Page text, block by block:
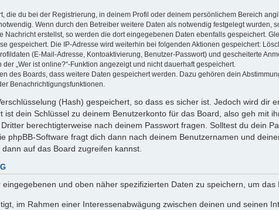
die du bei der Registrierung, in deinem Profil oder deinem persönlichem Bereich
Wenn durch den Betreiber weitere Daten als notwendig festgelegt wurden,
Nachricht erstellst, so werden die dort eingegebenen Daten ebenfalls gespeichert.
gespeichert. Die IP-Adresse wird weiterhin bei folgenden Aktionen gespeichert:
(E-Mail-Adresse, Kontoaktivierung, Benutzer-Passwort) und gescheiterte
„Wer ist online?“-Funktion angezeigt und nicht dauerhaft gespeichert.
des Boards, dass weitere Daten gespeichert werden. Dazu gehören dein
Benachrichtigungsfunktionen.
(Hash) gespeichert, so dass es sicher ist. Jedoch wird dir
ist dein Schlüssel zu deinem Benutzerkonto für das Board, also geh mit
berechtigterweise nach deinem Passwort fragen. Solltest du dein
phpBB-Software fragt dich dann nach deinem Benutzernamen und
auf das Board zugreifen kannst.
und oben näher spezifizierten Daten zu speichern, um das
im Rahmen einer Interessenabwägung zwischen deinen und seinen